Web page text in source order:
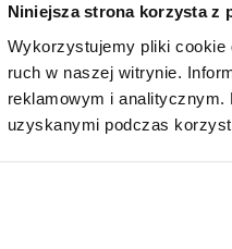
Niniejsza strona korzysta z
Wykorzystujemy pliki cookie
ruch w naszej witrynie.
reklamowym i analitycznym.
uzyskanymi podczas